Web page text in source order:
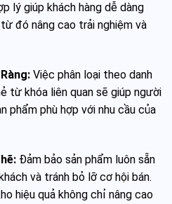
lý giúp khách hàng dễ dàng
đó nâng cao trải nghiệm và
Việc phân loại theo danh
từ khóa liên quan sẽ giúp người
phẩm phù hợp với nhu cầu của
Đảm bảo sản phẩm luôn sẵn
và tránh bỏ lỡ cơ hội bán.
hiệu quả không chỉ nâng cao